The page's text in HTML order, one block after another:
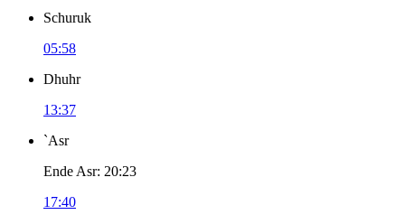
Schuruk
05:58
Dhuhr
13:37
`Asr
Ende Asr: 20:23
17:40